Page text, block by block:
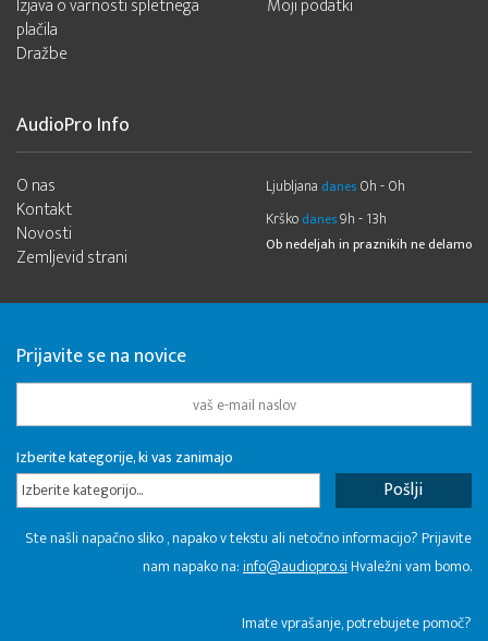
Izjava o varnosti spletnega
plačila
Dražbe
Moji podatki
AudioPro Info
O nas
Kontakt
Novosti
Zemljevid strani
Ljubljana danes 0h - 0h
Krško danes9h - 13h
Ob nedeljah in praznikih ne delamo
Prijavite se na novice
Izberite kategorije, ki vas zanimajo
Izberite kategorijo...
Ste našli napačno sliko , napako v tekstu ali netočno informacijo? Prijavite
nam napako na:info@audiopro.siHvaležni vam bomo.
Imate vprašanje, potrebujete pomoč?